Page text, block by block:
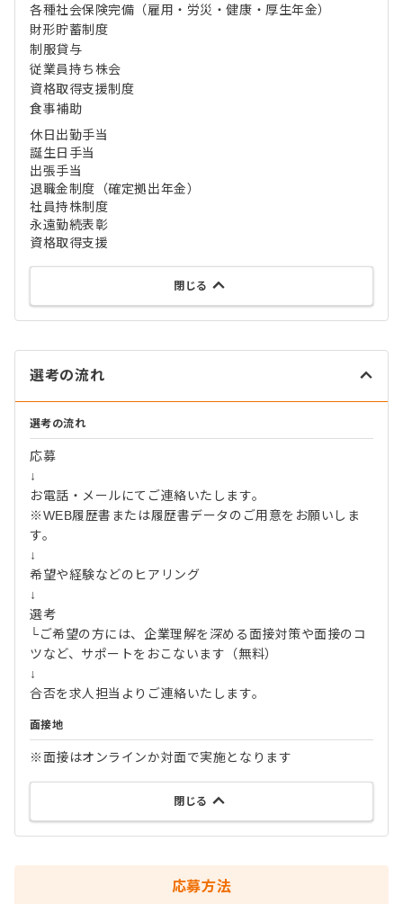
各種社会保険完備（雇用・労災・健康・厚生年金）
財形貯蓄制度
制服貸与
従業員持ち株会
資格取得支援制度
食事補助
休日出勤手当
誕生日手当
出張手当
退職金制度（確定拠出年金）
社員持株制度
永遠勤続表彰
資格取得支援
閉じる
選考の流れ
選考の流れ
応募
↓
お電話・メールにてご連絡いたします。
※WEB履歴書または履歴書データのご用意をお願いしま
す。
↓
希望や経験などのヒアリング
↓
選考
└ご希望の方には、企業理解を深める面接対策や面接のコ
ツなど、サポートをおこないます（無料）
↓
合否を求人担当よりご連絡いたします。
面接地
※面接はオンラインか対面で実施となります
閉じる
応募方法